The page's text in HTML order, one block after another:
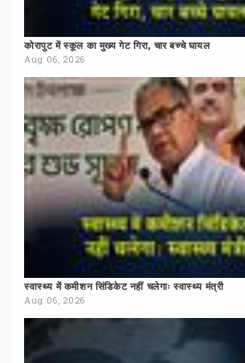
कोरापुट में स्कूल का मुख्य गेट गिरा, चार बच्चे घायल
Aug 06, 2026
स्वास्थ्य में कमीशन सिंडिकेट नहीं चलेगाः स्वास्थ्य मंत्री
Aug 06, 2026